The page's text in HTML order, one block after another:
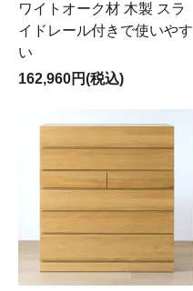
ワイトオーク材 木製 スラ
イドレール付きで使いやす
い
162,960円(税込)